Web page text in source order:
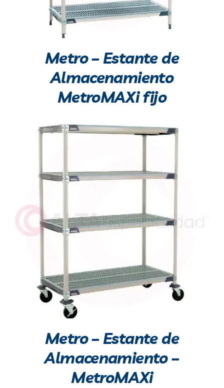
Metro – Estante de
Almacenamiento
MetroMAXi fijo
Metro – Estante de
Almacenamiento –
MetroMAXi